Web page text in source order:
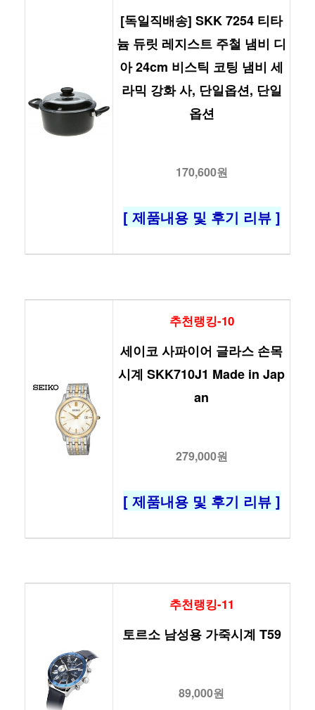
[독일직배송] SKK 7254 티타
늄 듀릿 레지스트 주철 냄비 디
아 24cm 비스틱 코팅 냄비 세
라믹 강화 사, 단일옵션, 단일
옵션
170,600원
[ 제품내용 및 후기 리뷰 ]
추천랭킹-10
세이코 사파이어 글라스 손목
시계 SKK710J1 Made in Jap
an
279,000원
[ 제품내용 및 후기 리뷰 ]
추천랭킹-11
토르소 남성용 가죽시계 T59
89,000원